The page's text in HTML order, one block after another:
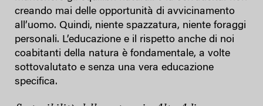
creando mai delle opportunità di avvicinamento
all’uomo. Quindi, niente spazzatura, niente foraggi
personali. L’educazione e il rispetto anche di noi
coabitanti della natura è fondamentale, a volte
sottovalutato e senza una vera educazione
specifica.